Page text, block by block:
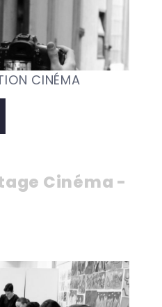
CINÉMA
Cinéma -